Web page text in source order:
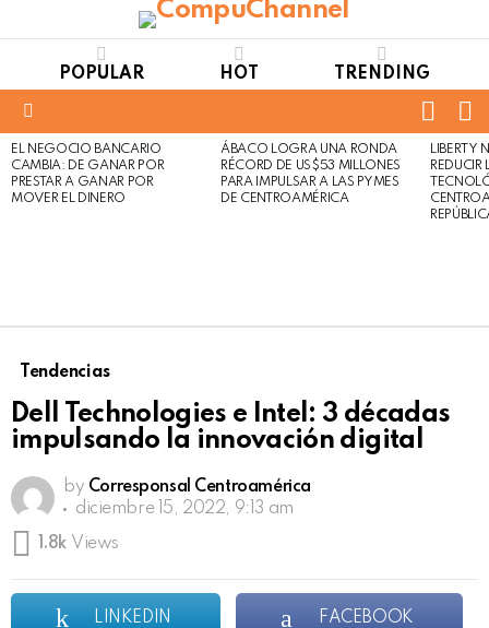
POPULAR HOT TRENDING
LATEST
STORIES
EL NEGOCIO BANCARIO
CAMBIA: DE GANAR POR
PRESTAR A GANAR POR
MOVER EL DINERO
Not
Safe
For
Click
to
view
ÁBACO LOGRA UNA RONDA
RÉCORD DE US$53 MILLONES
PARA IMPULSAR A LAS PYMES
DE CENTROAMÉRICA
LIBERTY
REDUCIR
Tendencias
Dell Technologies e Intel: 3 décadas
impulsando la innovación digital
by Corresponsal Centroamérica
diciembre 15, 2022, 9:13 am
1.8k Views
LINKEDIN FACEBOOK